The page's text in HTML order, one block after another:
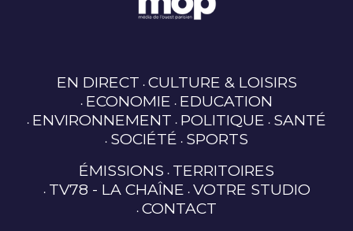
EN DIRECT CULTURE & LOISIRS
ECONOMIE EDUCATION
ENVIRONNEMENT POLITIQUE SANTÉ
SOCIÉTÉ SPORTS
ÉMISSIONS TERRITOIRES
TV78 - LA CHAÎNE VOTRE STUDIO
CONTACT